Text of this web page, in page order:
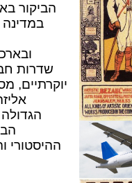
הביקור
שדרות
יוקרתיים,
ההיסטורי